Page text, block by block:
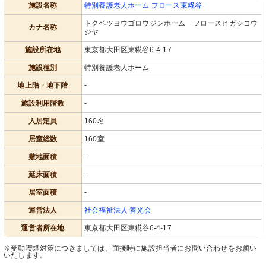
施設名称 特別養護老人ホーム フロース東糀谷
カナ名称
トクベツヨウゴロウジンホーム フロースヒガシコウ
ジヤ
施設所在地 東京都大田区東糀谷6-4-17
施設種別 特別養護老人ホーム
地上階・地下階 -
施設利用階数 -
入居定員 160名
居室総数 160室
敷地面積 -
延床面積 -
居室面積 -
運営法人 社会福祉法人 善光会
運営者所在地 東京都大田区東糀谷6-4-17
※受動喫煙対策につきましては、面接時に施設担当者にお問い合わせをお願い
いたします。